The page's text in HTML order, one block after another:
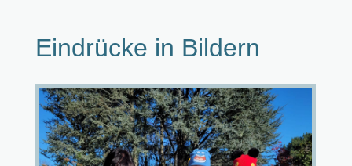
Eindrücke in Bildern